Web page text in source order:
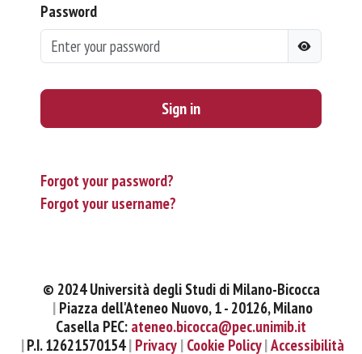
Password
Sign in
Forgot your password?
Forgot your username?
© 2024 Università degli Studi di Milano-Bicocca
Piazza dell'Ateneo Nuovo, 1 - 20126, Milano
Casella PEC: ateneo.bicocca@pec.unimib.it
P.I. 12621570154 Privacy Cookie Policy Accessibilità